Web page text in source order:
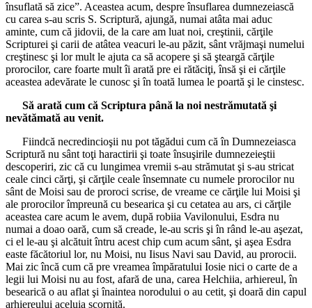
însuflată să zice”. Aceastea acum, despre însuflarea dumnezeiască
cu carea s-au scris S. Scriptură, ajungă, numai atâta mai aduc
aminte, cum că jidovii, de la care am luat noi, creştinii, cărţile
Scripturei şi carii de atâtea veacuri le-au păzit, sânt vrăjmaşi numelui
creştinesc şi lor mult le ajuta ca să acopere şi să şteargă cărţile
prorocilor, care foarte mult îi arată pre ei rătăciţi, însă şi ei cărţile
aceastea adevărate le cunosc şi în toată lumea le poartă şi le cinstesc.
Să arată cum că Scriptura până la noi nestrămutată şi
nevătămată au venit.
Fiindcă necredincioşii nu pot tăgădui cum că în Dumnezeiasca
Scriptură nu sânt toţi haractirii şi toate însuşirile dumnezeieştii
descoperiri, zic că cu lungimea vremii s-au strămutat şi s-au stricat
ceale cinci cărţi, şi cărţile ceale însemnate cu numele prorocilor nu
sânt de Moisi sau de proroci scrise, de vreame ce cărţile lui Moisi şi
ale prorocilor împreună cu besearica şi cu cetatea au ars, ci cărţile
aceastea care acum le avem, după robiia Vavilonului, Esdra nu
numai a doao oară, cum să creade, le-au scris şi în rând le-au aşezat,
ci el le-au şi alcătuit întru acest chip cum acum sânt, şi aşea Esdra
easte făcătoriul lor, nu Moisi, nu Iisus Navi sau David, au prorocii.
Mai zic încă cum că pre vreamea împăratului Iosie nici o carte de a
legii lui Moisi nu au fost, afară de una, carea Helchiia, arhiereul, în
besearică o au aflat şi înaintea norodului o au cetit, şi doară din capul
arhiereului aceluia scornită.